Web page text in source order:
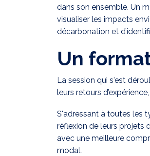
dans son ensemble. Un
visualiser les impacts
décarbonation et
Un
La session qui s'est
leurs retours
S'adressant à toutes les
réflexion de leurs projets
avec une meilleure
modal.